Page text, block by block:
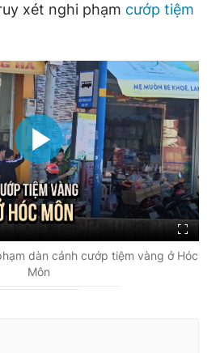
xét nghi phạm cướp tiệm
dàn cảnh cướp tiệm vàng ở Hóc
Môn